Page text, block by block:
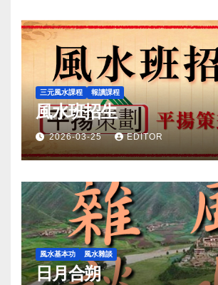
三元風水課程 報讀課程
風水班招生
2026-03-25 EDITOR
風水基本功 風水雜談
日月合朔